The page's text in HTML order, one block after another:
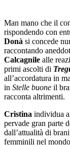
Man mano che il
rispondendo con
Donà si concede
raccontando
Calcagnile alle
primi ascolti di
all’accordatura in
in Stelle buone il
racconta altrimenti.
Cristina individua
pervade gran parte
dall’attualità di
femminili nel